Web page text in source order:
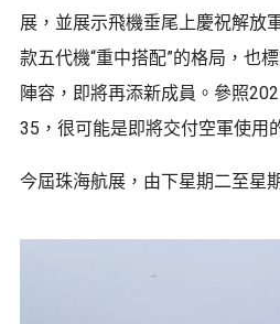
展，並展示飛機垂尾上慶祝解放
款五代機“重中搭配”的格局，也
陣容，即將再添新成員。參照
35，很可能是即將交付空軍使用
今屆珠海航展，由下星期二至星